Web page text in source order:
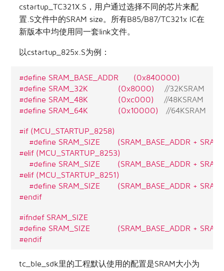
cstartup_TC321X.S，用户通过选择不同的芯片来配
置.S文件中的SRAM size。所有B85/B87/TC321x IC在
新版本中均使用同一套link文件。
以cstartup_825x.S为例：
#define SRAM_BASE_ADDR      (0x840000)
#define SRAM_32K            (0x8000) //32KSRAM
#define SRAM_48K            (0xc000) //48KSRAM
#define SRAM_64K            (0x10000) //64KSRAM
#if (MCU_STARTUP_8258)
#define SRAM_SIZE       (SRAM_BASE_ADDR +
#elif (MCU_STARTUP_8253)
#define SRAM_SIZE       (SRAM_BASE_ADDR +
#elif (MCU_STARTUP_8251)
#define SRAM_SIZE       (SRAM_BASE_ADDR +
#endif
#ifndef SRAM_SIZE
#define SRAM_SIZE           (SRAM_BASE_ADDR +
#endif
tc_ble_sdk里的工程默认使用的配置是SRAM大小为